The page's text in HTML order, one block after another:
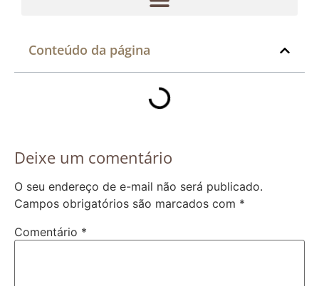
Conteúdo da página
Deixe um comentário
O seu endereço de e-mail não será publicado.
Campos obrigatórios são marcados com *
Comentário *